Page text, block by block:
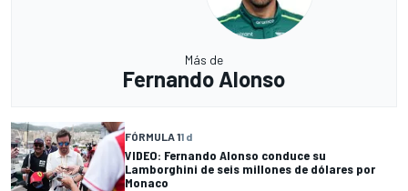
Más de
Fernando Alonso
FÓRMULA 11 d
VIDEO: Fernando Alonso conduce su
Lamborghini de seis millones de dólares por
Monaco